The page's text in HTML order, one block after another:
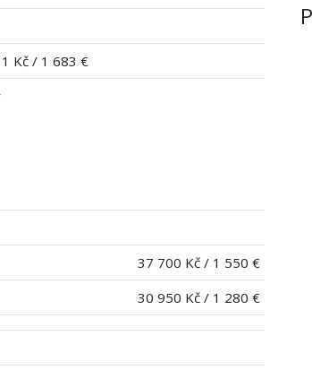
Kč / 1 683 €
37 700 Kč / 1 550 €
30 950 Kč / 1 280 €